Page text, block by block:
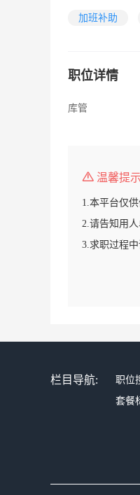
加班补助
职位详情
库管
温馨提示
1.本平台仅供
2.请告知用
3.求职过程中
栏目导航: 职位
套餐